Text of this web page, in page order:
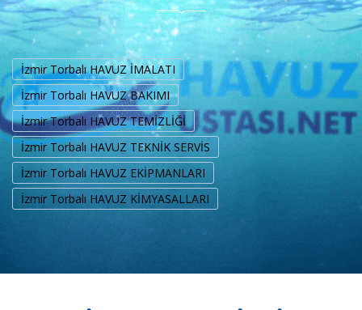
İzmir Torbalı HAVUZ İMALATI
İzmir Torbalı HAVUZ BAKIMI
İzmir Torbalı HAVUZ TEMİZLİĞİ
İzmir Torbalı HAVUZ TEKNİK SERVİS
İzmir Torbalı HAVUZ EKİPMANLARI
İzmir Torbalı HAVUZ KİMYASALLARI